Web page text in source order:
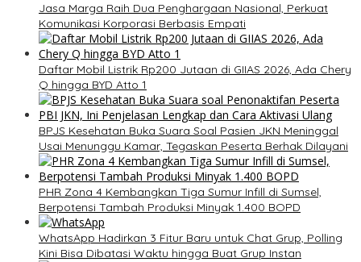
Jasa Marga Raih Dua Penghargaan Nasional, Perkuat
Komunikasi Korporasi Berbasis Empati
Daftar Mobil Listrik Rp200 Jutaan di GIIAS 2026, Ada Chery
Q hingga BYD Atto 1
BPJS Kesehatan Buka Suara Soal Pasien JKN Meninggal
Usai Menunggu Kamar, Tegaskan Peserta Berhak Dilayani
PHR Zona 4 Kembangkan Tiga Sumur Infill di Sumsel,
Berpotensi Tambah Produksi Minyak 1.400 BOPD
WhatsApp Hadirkan 3 Fitur Baru untuk Chat Grup, Polling
Kini Bisa Dibatasi Waktu hingga Buat Grup Instan